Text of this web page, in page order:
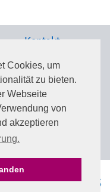
Cookies, um
zu bieten.
Webseite
von
akzeptieren
Kontakt